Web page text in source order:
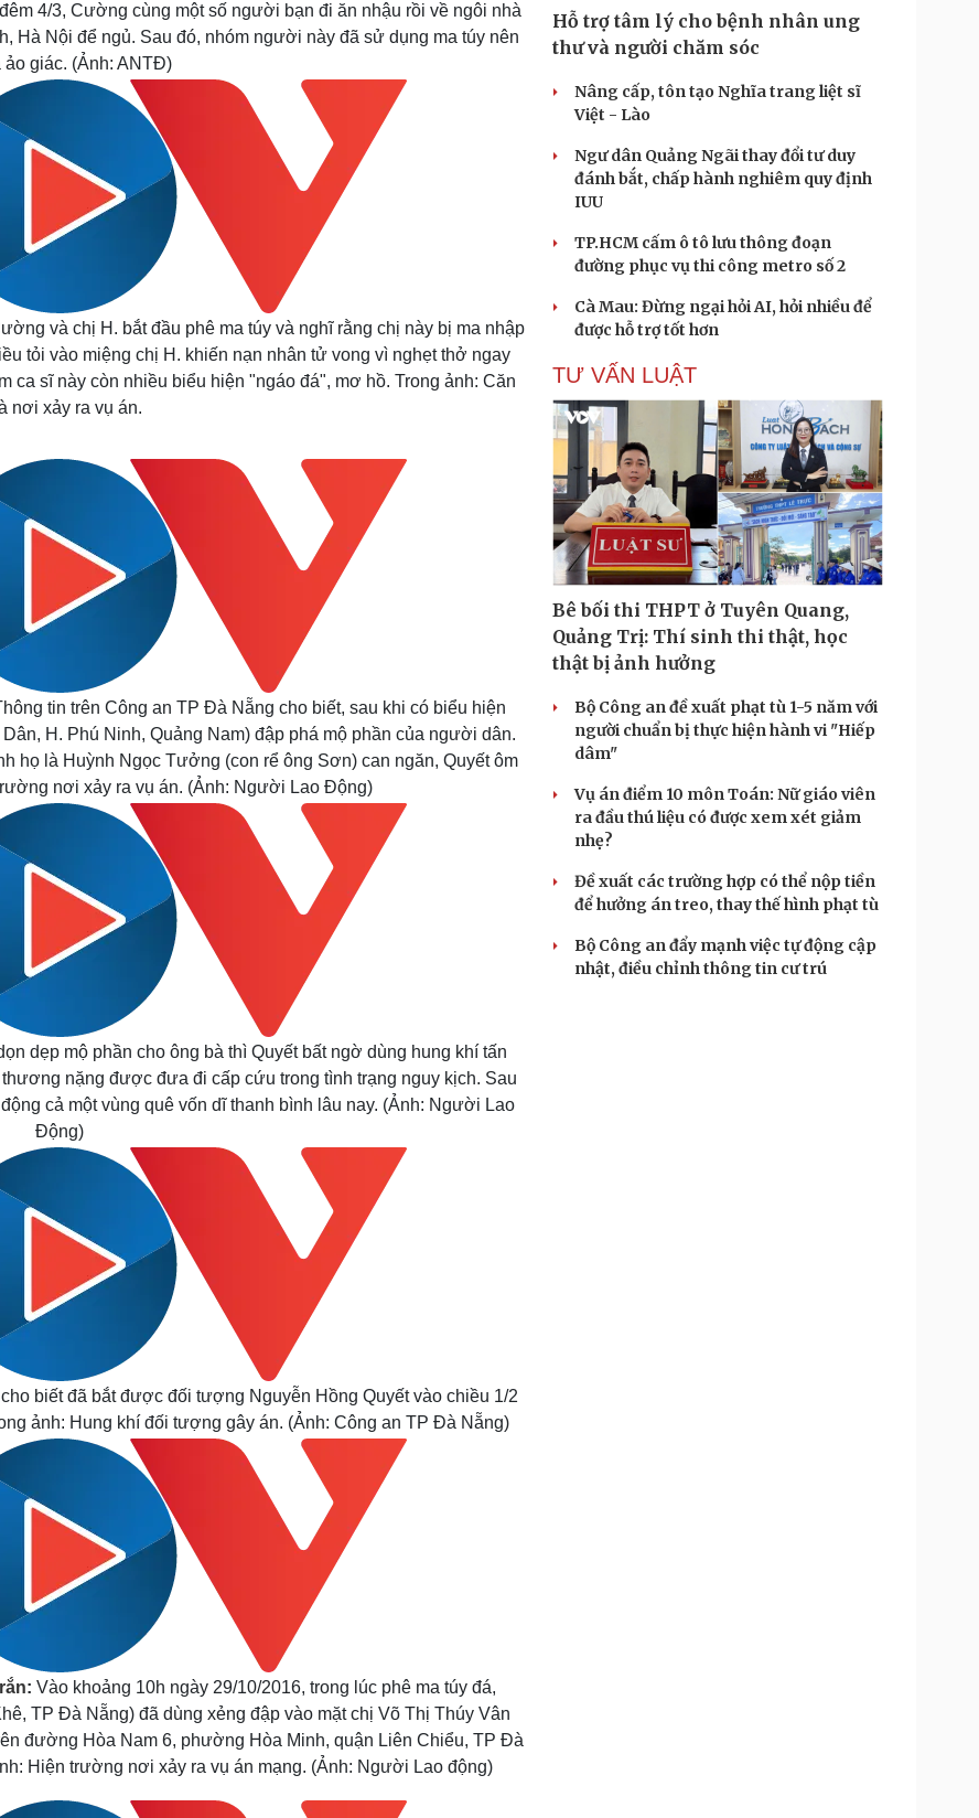
4/3, Cường cùng một số người bạn đi ăn nhậu rồi về ngôi nhà
Hà Nội để ngủ. Sau đó, nhóm người này đã sử dụng ma túy nên
ảo giác. (Ảnh: ANTĐ)
và chị H. bắt đầu phê ma túy và nghĩ rằng chị này bị ma nhập
tỏi vào miệng chị H. khiến nạn nhân tử vong vì nghẹt thở ngay
sĩ này còn nhiều biểu hiện "ngáo đá", mơ hồ. Trong ảnh: Căn
nơi xảy ra vụ án.
tin trên Công an TP Đà Nẵng cho biết, sau khi có biểu hiện
H. Phú Ninh, Quảng Nam) đập phá mộ phần của người dân.
họ là Huỳnh Ngọc Tưởng (con rể ông Sơn) can ngăn, Quyết ôm
nơi xảy ra vụ án. (Ảnh: Người Lao Động)
dẹp mộ phần cho ông bà thì Quyết bất ngờ dùng hung khí tấn
nặng được đưa đi cấp cứu trong tình trạng nguy kịch. Sau
cả một vùng quê vốn dĩ thanh bình lâu nay. (Ảnh: Người Lao
Động)
biết đã bắt được đối tượng Nguyễn Hồng Quyết vào chiều 1/2
ảnh: Hung khí đối tượng gây án. (Ảnh: Công an TP Đà Nẵng)
: Vào khoảng 10h ngày 29/10/2016, trong lúc phê ma túy đá,
TP Đà Nẵng) đã dùng xẻng đập vào mặt chị Võ Thị Thúy Vân
đường Hòa Nam 6, phường Hòa Minh, quận Liên Chiểu, TP Đà
Hiện trường nơi xảy ra vụ án mạng. (Ảnh: Người Lao động)
Hỗ trợ tâm lý cho bệnh nhân ung
thư và người chăm sóc
Nâng cấp, tôn tạo Nghĩa trang liệt sĩ
Việt - Lào
Ngư dân Quảng Ngãi thay đổi tư duy
đánh bắt, chấp hành nghiêm quy định
IUU
TP.HCM cấm ô tô lưu thông đoạn
đường phục vụ thi công metro số 2
Cà Mau: Đừng ngại hỏi AI, hỏi nhiều để
được hỗ trợ tốt hơn
TƯ VẤN LUẬT
Bê bối thi THPT ở Tuyên Quang,
Quảng Trị: Thí sinh thi thật, học
thật bị ảnh hưởng
Bộ Công an đề xuất phạt tù 1-5 năm với
người chuẩn bị thực hiện hành vi "Hiếp
dâm"
Vụ án điểm 10 môn Toán: Nữ giáo viên
ra đầu thú liệu có được xem xét giảm
nhẹ?
Đề xuất các trường hợp có thể nộp tiền
để hưởng án treo, thay thế hình phạt tù
Bộ Công an đẩy mạnh việc tự động cập
nhật, điều chỉnh thông tin cư trú